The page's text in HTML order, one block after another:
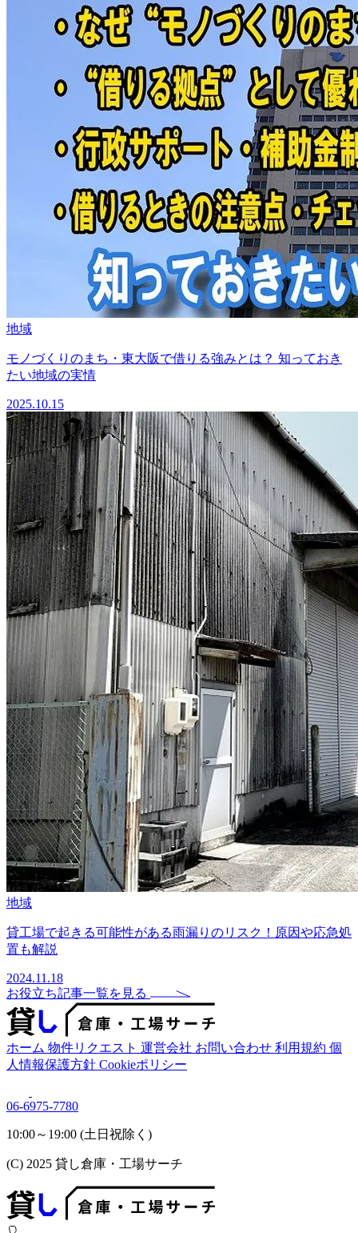
地域
モノづくりのまち・東大阪で借りる強みとは？ 知っておき
たい地域の実情
2025.10.15
地域
貸工場で起きる可能性がある雨漏りのリスク！原因や応急処
置も解説
2024.11.18
お役立ち記事一覧を見る
ホーム 物件リクエスト 運営会社 お問い合わせ 利用規約 個
人情報保護方針 Cookieポリシー
06-6975-7780
10:00～19:00 (土日祝除く)
(C) 2025 貸し倉庫・工場サーチ